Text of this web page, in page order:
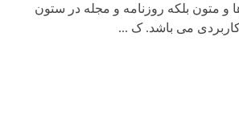
و متون بلکه روزنامه و مجله در ستون
کاربردی می باشد. ک ...